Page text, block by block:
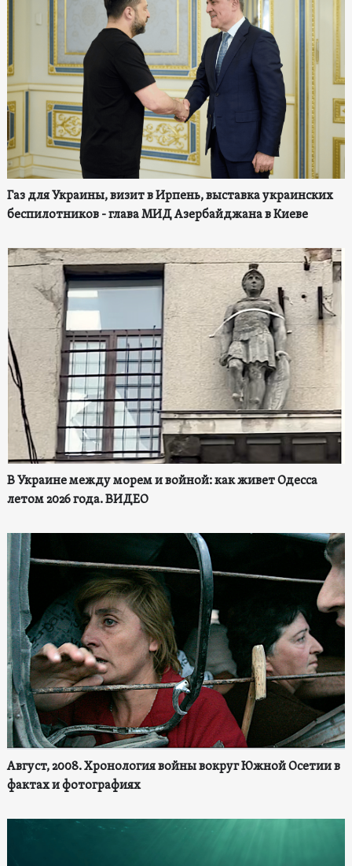
Газ для Украины, визит в Ирпень, выставка украинских
беспилотников - глава МИД Азербайджана в Киеве
В Украине между морем и войной: как живет Одесса
летом 2026 года. ВИДЕО
Август, 2008. Хронология войны вокруг Южной Осетии в
фактах и фотографиях